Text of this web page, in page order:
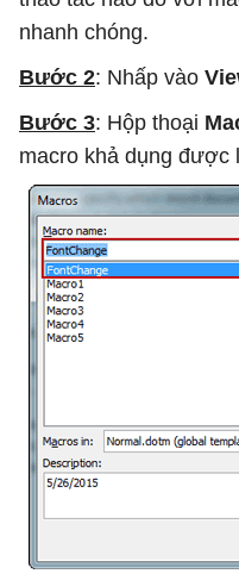
nhanh chóng.
Bước 2: Nhấp vào
Bước 3: Hộp thoại
macro khả dụng được